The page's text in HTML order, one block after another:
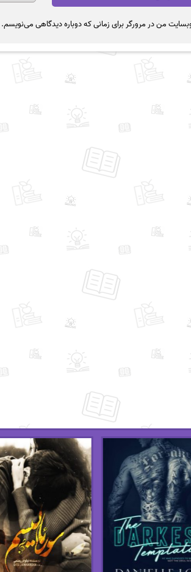
من در مرورگر برای زمانی که دوباره دیدگاهی می‌نویسم.